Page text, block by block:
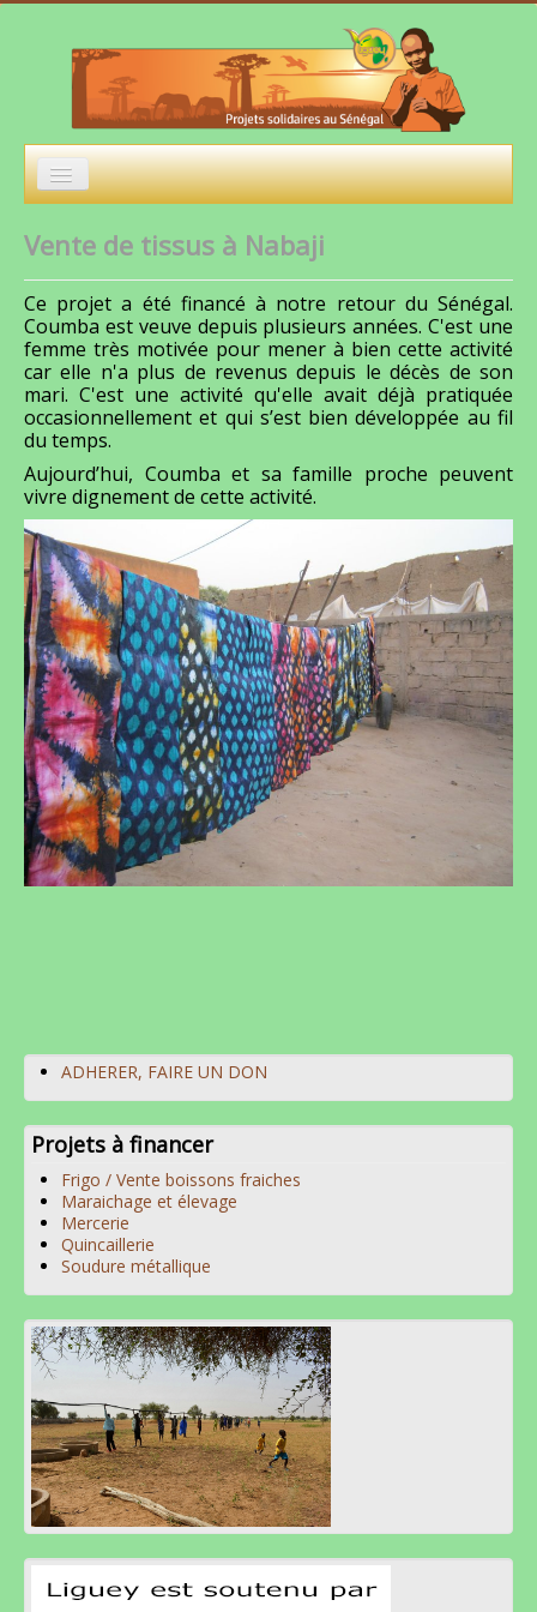
Actions
Evènements
Projets à financer
Photos
Nous contacter
Privé
Vente de tissus à Nabaji
Ce projet a été financé à notre retour du Sénégal.
Coumba est veuve depuis plusieurs années. C'est une
femme très motivée pour mener à bien cette activité
car elle n'a plus de revenus depuis le décès de son
mari. C'est une activité qu'elle avait déjà pratiquée
occasionnellement et qui s’est bien développée au fil
du temps.
Aujourd’hui, Coumba et sa famille proche peuvent
vivre dignement de cette activité.
ADHERER, FAIRE UN DON
Projets à financer
Frigo / Vente boissons fraiches
Maraichage et élevage
Mercerie
Quincaillerie
Soudure métallique